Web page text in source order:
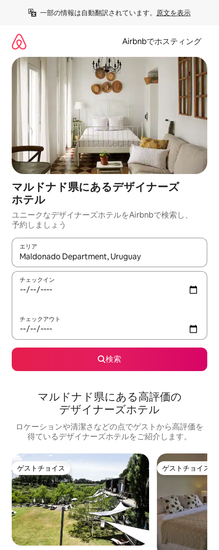
一部の情報は自動翻訳されています。 原文を表示
Airbnbでホスティング
マルドナド県にあるデ⁠ザ⁠イ⁠ナ⁠ー⁠ズ
ホ⁠テ⁠ル
ユニークなデ⁠ザ⁠イ⁠ナ⁠ー⁠ズホ⁠テ⁠ル⁠をAirbnb⁠で検⁠索⁠し⁠、
予⁠約し⁠ま⁠し⁠ょ⁠う
エリア
検索結果が表示されたら、上下の矢印キーを使って移動するか
チェックイン
チェックアウト
検索
マルドナド県にある高⁠評⁠価⁠の
デ⁠ザ⁠イ⁠ナ⁠ー⁠ズホ⁠テ⁠ル
ロケーションや清⁠潔⁠さ⁠な⁠ど⁠の点⁠でゲ⁠ス⁠ト⁠か⁠ら高⁠評⁠価⁠を
得⁠て⁠い⁠るデ⁠ザ⁠イ⁠ナ⁠ー⁠ズホ⁠テ⁠ル⁠をご⁠紹⁠介し⁠ま⁠す⁠。
ゲストチョイス
ゲストチョイス ゲストチョイス
ゲストチョイス